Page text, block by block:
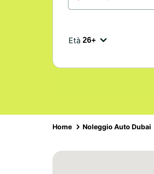
Età
Home Noleggio Auto Dubai